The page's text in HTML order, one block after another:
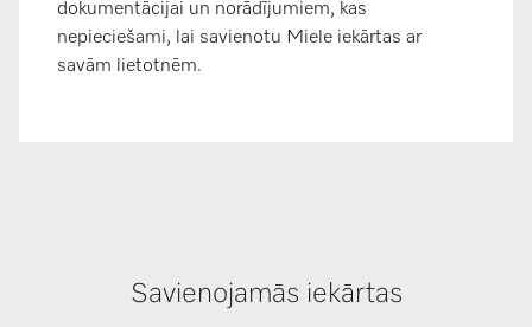
dokumentācijai un norādījumiem, kas
nepieciešami, lai savienotu Miele iekārtas ar
savām lietotnēm.
Savienojamās iekārtas